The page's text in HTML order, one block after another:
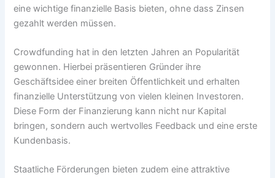
eine wichtige finanzielle Basis bieten, ohne dass Zinsen
gezahlt werden müssen.
Crowdfunding hat in den letzten Jahren an Popularität
gewonnen. Hierbei präsentieren Gründer ihre
Geschäftsidee einer breiten Öffentlichkeit und erhalten
finanzielle Unterstützung von vielen kleinen Investoren.
Diese Form der Finanzierung kann nicht nur Kapital
bringen, sondern auch wertvolles Feedback und eine erste
Kundenbasis.
Staatliche Förderungen bieten zudem eine attraktive